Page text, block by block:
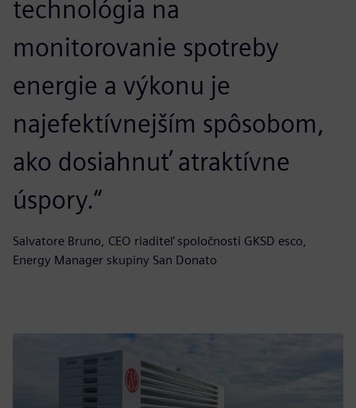
technológia na
monitorovanie spotreby
energie a výkonu je
najefektívnejším spôsobom,
ako dosiahnuť atraktívne
úspory.“
Salvatore Bruno, CEO riaditeľ spoločnosti GKSD esco,
Energy Manager skupiny San Donato